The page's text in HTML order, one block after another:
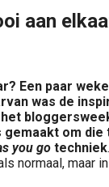
aan
Een paar
was de
gemaakt om
you go techniek
normaal, maar